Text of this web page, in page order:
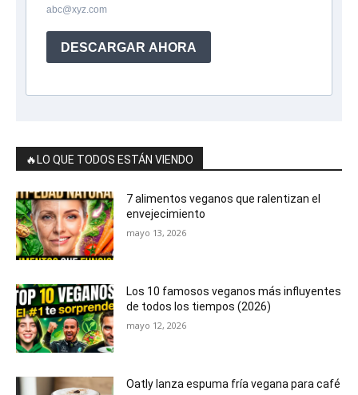
abc@xyz.com
DESCARGAR AHORA
🔥LO QUE TODOS ESTÁN VIENDO
7 alimentos veganos que ralentizan el
envejecimiento
mayo 13, 2026
Los 10 famosos veganos más influyentes
de todos los tiempos (2026)
mayo 12, 2026
Oatly lanza espuma fría vegana para café